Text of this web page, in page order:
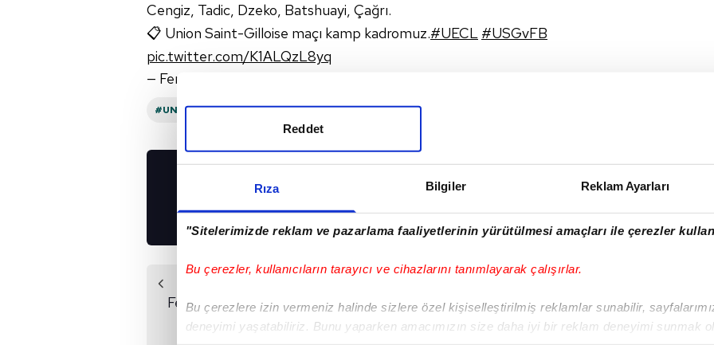
Rıza Bilgiler Reklam Ayarları
"Sitelerimizde reklam ve pazarlama faaliyetlerinin yürütülmesi amaçları ile çerezler
Bu çerezler, kullanıcıların tarayıcı ve cihazlarını tanımlayarak çalışırlar.
Bu çerezlere izin vermeniz halinde sizlere özel kişiselleştirilmiş reklamlar sunabilir,
deneyimi yaşatabiliriz. Bunu yaparken amacımızın size daha iyi bir reklam deneyimi sunmak
Reddet
Cengiz, Tadic, Dzeko, Batshuayi, Çağrı.
📋 Union Saint-Gilloise maçı kamp kadromuz.#UECL #USGvFB
pic.twitter.com/K1ALQzL8yq
— Fenerbahçe SK (@Fenerbahce)
#UNION SAINT GILLOISE #FENERBAHÇE
UYGULAMALARIMIZI
Fenerbahçe Başkanı
Ali Koç: Sportif
Fenerbahçe'nin
Hatayspor mesaisi